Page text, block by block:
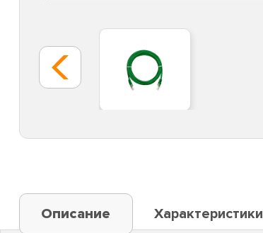
Описание Характеристики